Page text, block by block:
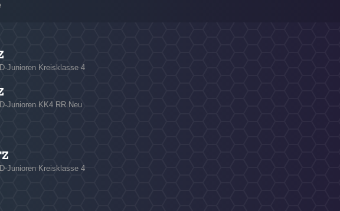
Junioren Kreisklasse 4
Junioren KK4 RR Neu
Junioren Kreisklasse 4